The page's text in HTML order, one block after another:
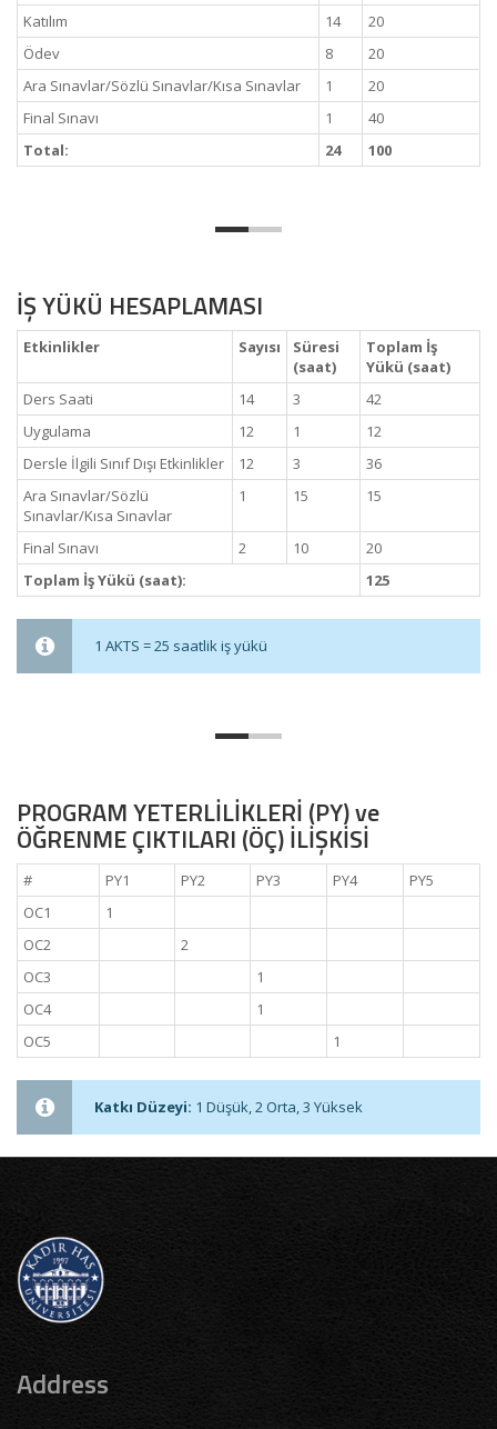
Katılım
14
20
Ödev
8
20
Ara Sınavlar/Sözlü Sınavlar/Kısa Sınavlar
1
20
Final Sınavı
1
40
Total:
24 100
İŞ YÜKÜ HESAPLAMASI
Etkinlikler Sayısı
Süresi
(saat)
Toplam İş
Yükü (saat)
Ders Saati
14 3
42
Uygulama
12 1
12
Dersle İlgili Sınıf Dışı Etkinlikler
12 3
36
Ara Sınavlar/Sözlü
Sınavlar/Kısa Sınavlar
1 15 15
Final Sınavı 2 10
20
Toplam İş Yükü (saat):
125
1 AKTS = 25 saatlik iş yükü
PROGRAM YETERLİLİKLERİ (PY) ve
ÖĞRENME ÇIKTILARI (ÖÇ) İLİŞKİSİ
# PY1 PY2 PY3 PY4
PY5
OC1
1
OC2
2
OC3
1
OC4
1
OC5
1
Katkı Düzeyi: 1 Düşük, 2 Orta, 3 Yüksek
Address